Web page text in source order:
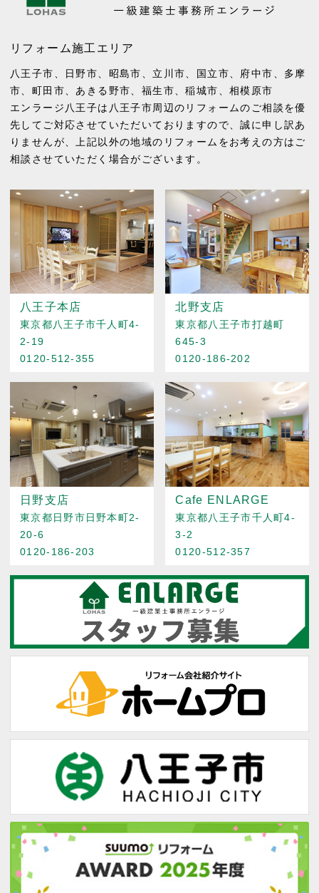
リフォーム施工エリア
八王子市、 日野市、 昭島市、 立川市、 国立市、 府中市、 多摩
市、 町田市、あきる野市、 福生市、稲城市、相模原市
エンラージ八王子は八王子市周辺のリフォームのご相談を優
先してご対応させていただいておりますので、誠に申し訳あ
りませんが、上記以外の地域のリフォームをお考えの方はご
相談させていただく場合がございます。
八王子本店
東京都八王子市千人町4-
2-19
0120-512-355
北野支店
東京都八王子市打越町
645-3
0120-186-202
日野支店
東京都日野市日野本町2-
20-6
0120-186-203
Cafe ENLARGE
東京都八王子市千人町4-
3-2
0120-512-357